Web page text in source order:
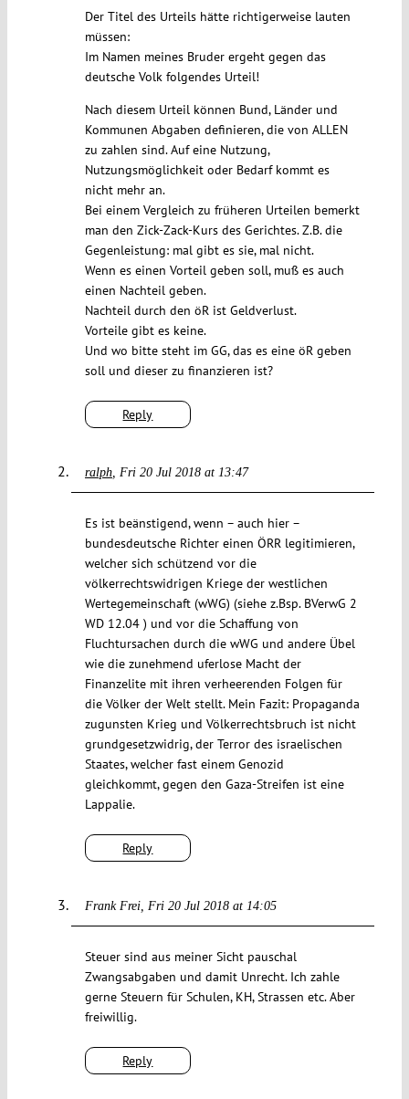
Reply
Der Titel des Urteils hätte richtigerweise lauten
müssen:
Im Namen meines Bruder ergeht gegen das
deutsche Volk folgendes Urteil!
Nach diesem Urteil können Bund, Länder und
Kommunen Abgaben definieren, die von ALLEN
zu zahlen sind. Auf eine Nutzung,
Nutzungsmöglichkeit oder Bedarf kommt es
nicht mehr an.
Bei einem Vergleich zu früheren Urteilen bemerkt
man den Zick-Zack-Kurs des Gerichtes. Z.B. die
Gegenleistung: mal gibt es sie, mal nicht.
Wenn es einen Vorteil geben soll, muß es auch
einen Nachteil geben.
Nachteil durch den öR ist Geldverlust.
Vorteile gibt es keine.
Und wo bitte steht im GG, das es eine öR geben
soll und dieser zu finanzieren ist?
ralph Fri 20 Jul 2018 at 13:47
Reply
Es ist beänstigend, wenn – auch hier –
bundesdeutsche Richter einen ÖRR legitimieren,
welcher sich schützend vor die
völkerrechtswidrigen Kriege der westlichen
Wertegemeinschaft (wWG) (siehe z.Bsp. BVerwG 2
WD 12.04 ) und vor die Schaffung von
Fluchtursachen durch die wWG und andere Übel
wie die zunehmend uferlose Macht der
Finanzelite mit ihren verheerenden Folgen für
die Völker der Welt stellt. Mein Fazit: Propaganda
zugunsten Krieg und Völkerrechtsbruch ist nicht
grundgesetzwidrig, der Terror des israelischen
Staates, welcher fast einem Genozid
gleichkommt, gegen den Gaza-Streifen ist eine
Lappalie.
Frank Frei Fri 20 Jul 2018 at 14:05
Reply
Steuer sind aus meiner Sicht pauschal
Zwangsabgaben und damit Unrecht. Ich zahle
gerne Steuern für Schulen, KH, Strassen etc. Aber
freiwillig.